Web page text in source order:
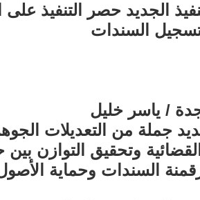
الجديد حصر التنفيذ
السندات
/ ياسر خليل
جملة من التعديلات
وتحقيق التوازن
السندات وحماية